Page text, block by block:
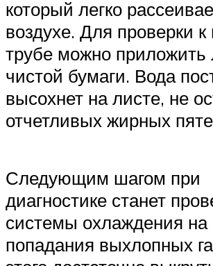
который легко
воздухе. Для проверки
трубе можно приложить
чистой бумаги. Вода
высохнет на листе, не
отчетливых жирных
Следующим шагом при
диагностике станет
системы охлаждения на
попадания выхлопных